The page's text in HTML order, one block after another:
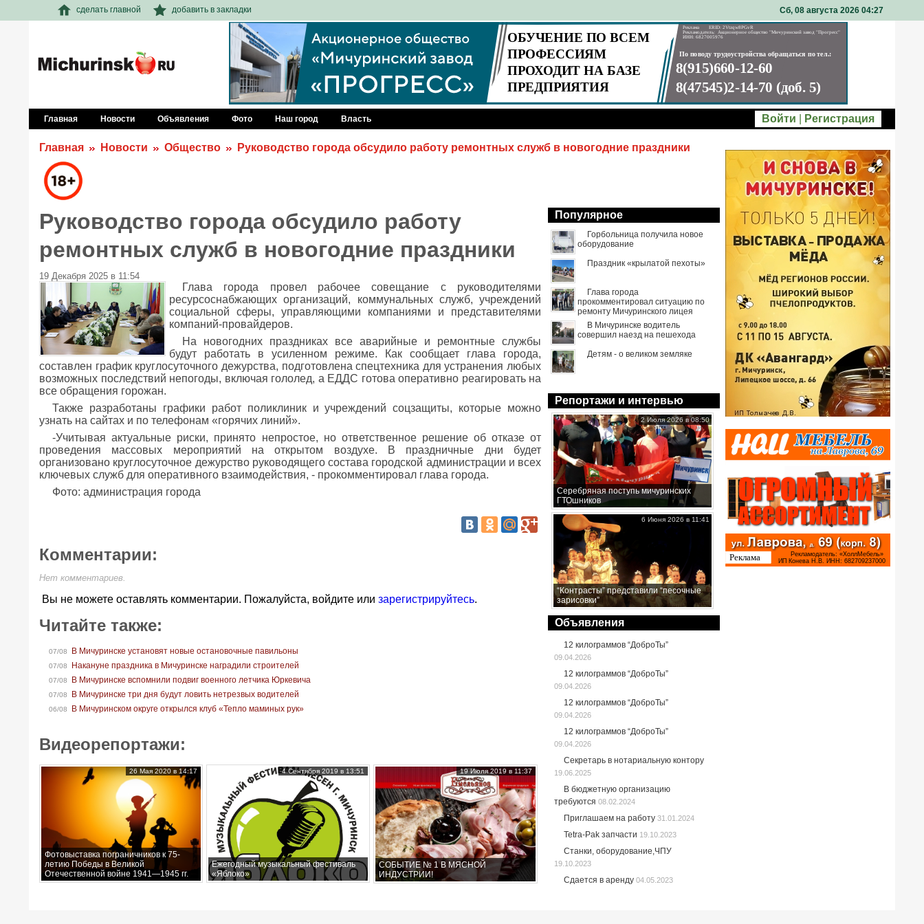
сделать главной добавить в закладки Сб, 08 августа 2026 04 27
Главная Новости Объявления Фото Наш город Власть Войти Регистрация
Главная Новости Общество Руководство города обсудило работу ремонтных служб в новогодние праздники
Руководство города обсудило работу
ремонтных служб в новогодние праздники
19 Декабря 2025 в 11:54
Глава города провел рабочее совещание с руководителями
ресурсоснабжающих организаций, коммунальных служб, учреждений
социальной сферы, управляющими компаниями и представителями
компаний-провайдеров.
На новогодних праздниках все аварийные и ремонтные службы
будут работать в усиленном режиме. Как сообщает глава города,
составлен график круглосуточного дежурства, подготовлена спецтехника для устранения любых
возможных последствий непогоды, включая гололед, а ЕДДС готова оперативно реагировать на
все обращения горожан.
Также разработаны графики работ поликлиник и учреждений соцзащиты, которые можно
узнать на сайтах и по телефонам «горячих линий».
-Учитывая актуальные риски, принято непростое, но ответственное решение об отказе от
проведения массовых мероприятий на открытом воздухе. В праздничные дни будет
организовано круглосуточное дежурство руководящего состава городской администрации и всех
ключевых служб для оперативного взаимодействия, - прокомментировал глава города.
Фото: администрация города
Комментарии:
Нет комментариев.
Вы не можете оставлять комментарии. Пожалуйста, войдите или зарегистрируйтесь.
Читайте также:
07/08 В Мичуринске установят новые остановочные павильоны
07/08 Накануне праздника в Мичуринске наградили строителей
07/08 В Мичуринске вспомнили подвиг военного летчика Юркевича
07/08 В Мичуринске три дня будут ловить нетрезвых водителей
06/08 В Мичуринском округе открылся клуб «Тепло маминых рук»
Видеорепортажи:
Фотовыставка пограничников к 75-
летию Победы в Великой
Отечественной войне 1941—1945 гг.
26 Мая 2020 в 14:17
Ежегодный музыкальный фестиваль
«Яблоко»
4 Сентября 2019 в 13:51
СОБЫТИЕ № 1 В МЯСНОЙ
ИНДУСТРИИ!
19 Июля 2019 в 11:37
Популярное
Горбольница получила новое
оборудование
Праздник «крылатой пехоты»
Глава города
прокомментировал ситуацию по
ремонту Мичуринского лицея
В Мичуринске водитель
совершил наезд на пешехода
Детям - о великом земляке
Репортажи и интервью
Серебряная поступь мичуринских
ГТОшников
2 Июля 2026 в 08:50
“Контрасты” представили “песочные
зарисовки”
6 Июня 2026 в 11:41
Объявления
12 килограммов “ДоброТы”
09.04.2026
12 килограммов “ДоброТы”
09.04.2026
12 килограммов “ДоброТы”
09.04.2026
12 килограммов “ДоброТы”
09.04.2026
Секретарь в нотариальную контору
19.06.2025
В бюджетную организацию
требуются 08.02.2024
Приглашаем на работу 31.01.2024
Tetra-Pak запчасти 19.10.2023
Станки, оборудование,ЧПУ
19.10.2023
Сдается в аренду 04.05.2023